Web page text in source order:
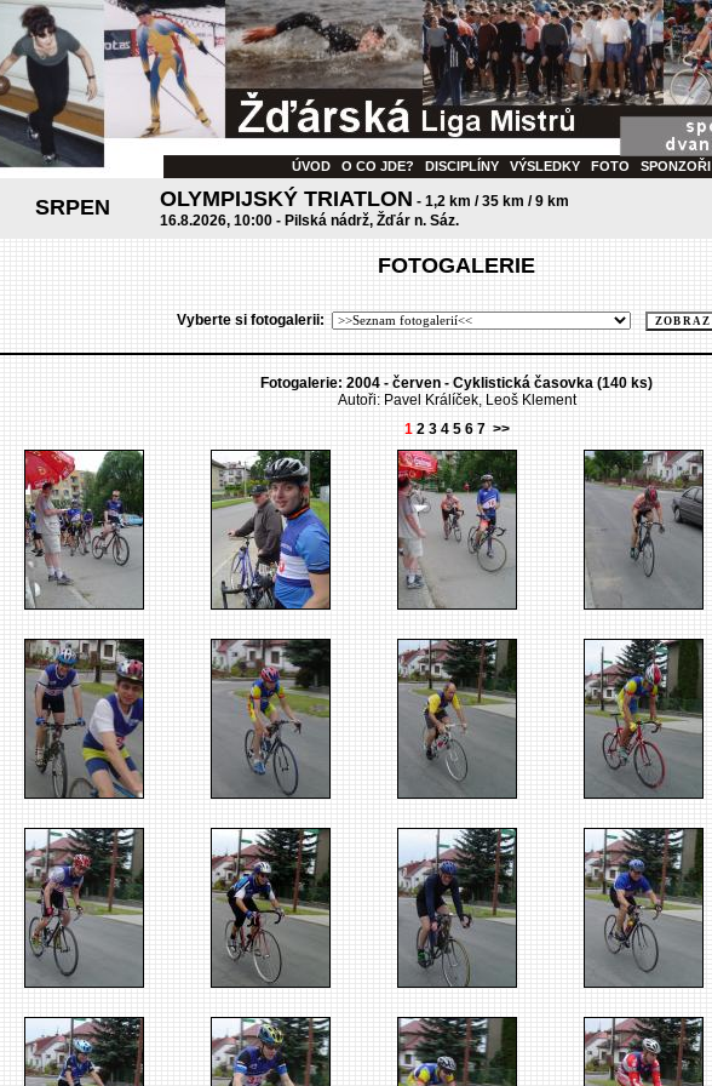
ÚVOD O CO JDE? DISCIPLÍNY VÝSLEDKY FOTO SPONZOŘI
SRPEN OLYMPIJSKÝ TRIATLON - 1,2 km / 35 km / 9 km
16.8.2026, 10:00 - Pilská nádrž, Žďár n. Sáz.
FOTOGALERIE
Vyberte si fotogalerii:
Fotogalerie: 2004 - červen - Cyklistická časovka (140 ks)
Autoři: Pavel Králíček, Leoš Klement
1 2 3 4 5 6 7 >>